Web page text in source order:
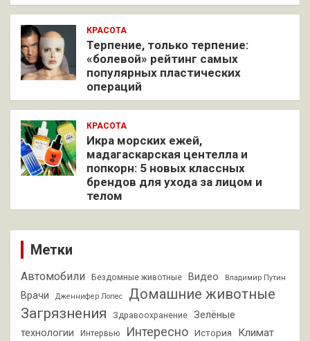
КРАСОТА
Терпение, только терпение:
«болевой» рейтинг самых
популярных пластических
операций
КРАСОТА
Икра морских ежей,
мадагаскарская центелла и
попкорн: 5 новых классных
брендов для ухода за лицом и
телом
Метки
Автомобили Бездомные животные Видео Владимир Путин
Врачи Дженнифер Лопес
Домашние животные
Загрязнения
Здравоохранение
Зелёные
технологии
Интервью Интересно История Климат